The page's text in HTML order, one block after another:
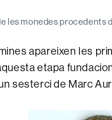
les monedes procedents
apareixen les
etapa
sesterci de Marc